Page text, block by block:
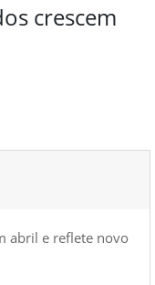
crescem
abril e reflete novo